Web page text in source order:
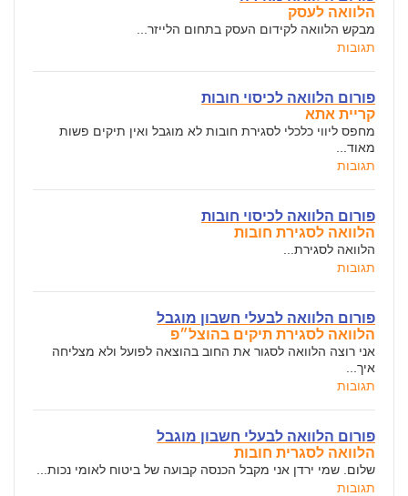
הלוואה לעסק
מבקש הלוואה לקידום העסק בתחום הלייזר...
תגובות
פורום הלוואה לכיסוי חובות
קריית אתא
מחפס ליווי כלכלי לסגירת חובות לא מוגבל ואין תיקים פשות
מאוד...
תגובות
פורום הלוואה לכיסוי חובות
הלוואה לסגירת חובות
הלוואה לסגירת...
תגובות
פורום הלוואה לבעלי חשבון מוגבל
הלוואה לסגירת תיקים בהוצל״פ
אני רוצה הלוואה לסגור את החוב בהוצאה לפועל ולא מצליחה
איך...
תגובות
פורום הלוואה לבעלי חשבון מוגבל
הלוואה לסגרית חובות
שלום. שמי ירדן אני מקבל הכנסה קבועה של ביטוח לאומי נכות...
תגובות